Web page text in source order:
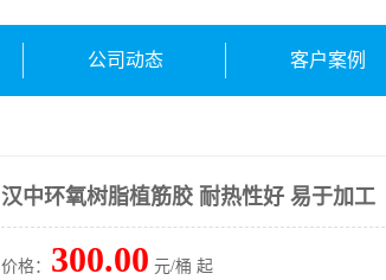
公司动态 客户案例
汉中环氧树脂植筋胶 耐热性好 易于加工
价格： 300.00 元/桶 起